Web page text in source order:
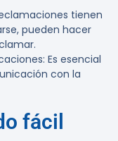
tienen
pueden hacer
: Es esencial
con la
fácil